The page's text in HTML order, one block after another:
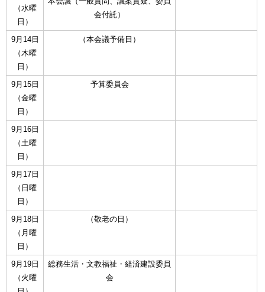
（水曜
日）
会付託）
9月14日
（木曜
日）
（本会議予備日）
9月15日
（金曜
日）
予算委員会
9月16日
（土曜
日）
9月17日
（日曜
日）
9月18日
（月曜
日）
（敬老の日）
9月19日
（火曜
総務生活・文教福祉・経済建設委員
会